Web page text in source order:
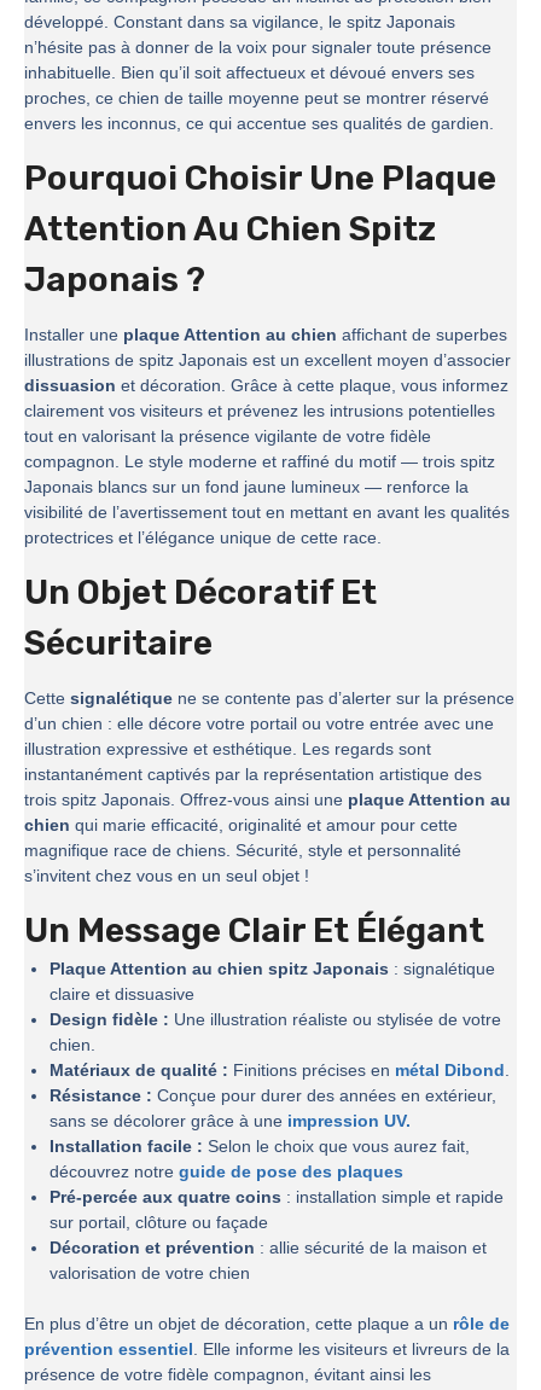
développé. Constant dans sa vigilance, le spitz Japonais
n’hésite pas à donner de la voix pour signaler toute présence
inhabituelle. Bien qu’il soit affectueux et dévoué envers ses
proches, ce chien de taille moyenne peut se montrer réservé
envers les inconnus, ce qui accentue ses qualités de gardien.
Pourquoi Choisir Une Plaque
Attention Au Chien Spitz
Japonais ?
Installer une plaque Attention au chien affichant de superbes
illustrations de spitz Japonais est un excellent moyen d’associer
dissuasion et décoration. Grâce à cette plaque, vous informez
clairement vos visiteurs et prévenez les intrusions potentielles
tout en valorisant la présence vigilante de votre fidèle
compagnon. Le style moderne et raffiné du motif — trois spitz
Japonais blancs sur un fond jaune lumineux — renforce la
visibilité de l’avertissement tout en mettant en avant les qualités
protectrices et l’élégance unique de cette race.
Un Objet Décoratif Et
Sécuritaire
Cette signalétique ne se contente pas d’alerter sur la présence
d’un chien : elle décore votre portail ou votre entrée avec une
illustration expressive et esthétique. Les regards sont
instantanément captivés par la représentation artistique des
trois spitz Japonais. Offrez-vous ainsi une plaque Attention au
chien qui marie efficacité, originalité et amour pour cette
magnifique race de chiens. Sécurité, style et personnalité
s’invitent chez vous en un seul objet !
Un Message Clair Et Élégant
Plaque Attention au chien spitz Japonais : signalétique
claire et dissuasive
Design fidèle : Une illustration réaliste ou stylisée de votre
chien.
Matériaux de qualité : Finitions précises en métal Dibond.
Résistance : Conçue pour durer des années en extérieur,
sans se décolorer grâce à une impression UV.
Installation facile : Selon le choix que vous aurez fait,
découvrez notre guide de pose des plaques
Pré-percée aux quatre coins : installation simple et rapide
sur portail, clôture ou façade
Décoration et prévention : allie sécurité de la maison et
valorisation de votre chien
En plus d’être un objet de décoration, cette plaque a un rôle de
prévention essentiel. Elle informe les visiteurs et livreurs de la
présence de votre fidèle compagnon, évitant ainsi les